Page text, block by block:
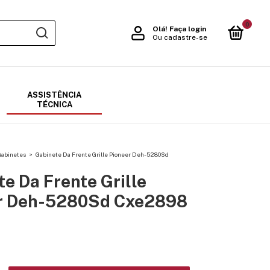
Olá! Faça login
Ou cadastre-se
0
ASSISTÊNCIA
TÉCNICA
> Gabinete Da Frente Grille Pioneer Deh-5280Sd
Da Frente Grille
Deh-5280Sd Cxe2898